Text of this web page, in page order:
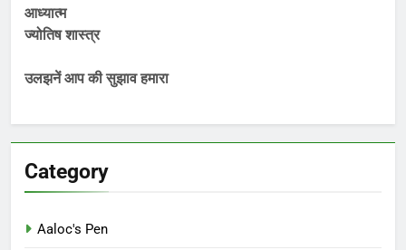
आध्यात्म
ज्योतिष शास्त्र
उलझनें आप की सुझाव हमारा
Category
Aaloc's Pen